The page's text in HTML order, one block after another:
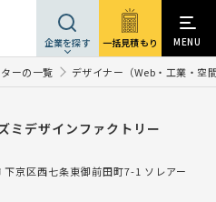
企業を探す 一括見積もり MENU
ーの一覧 デザイナー（Web・工業・空
ミデザインファクトリー
下京区西七条東御前田町7-1 ソレアー